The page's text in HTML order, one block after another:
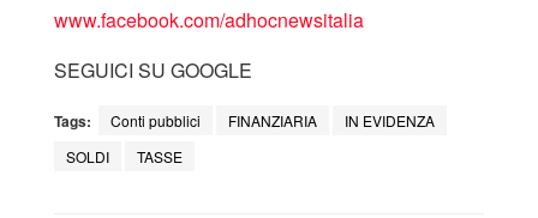
www.facebook.com/adhocnewsitalia
SEGUICI SU GOOGLE
Tags: Conti pubblici FINANZIARIA
IN EVIDENZA
SOLDI
TASSE